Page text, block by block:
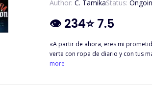
Author: C. TamikaStatus:
👁 234⭐7.5
«A partir de ahora, eres mi
verte con ropa de diario y con tus
camino de Alessio Fanucci, un
more